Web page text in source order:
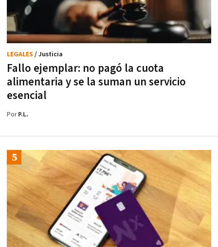
Fallo ejemplar: no pagó la cuota
alimentaria y se la suman un servicio
esencial
LEGALES / Justicia
PorP.L.